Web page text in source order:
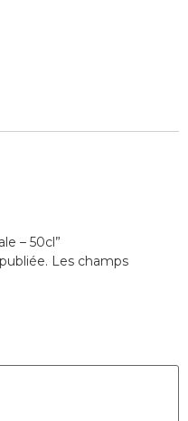
– 50cl”
Les champs